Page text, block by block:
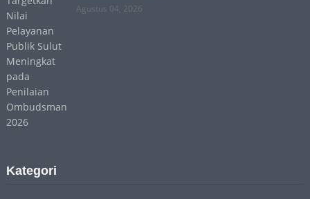
Agustus 04, 2026
Kategori